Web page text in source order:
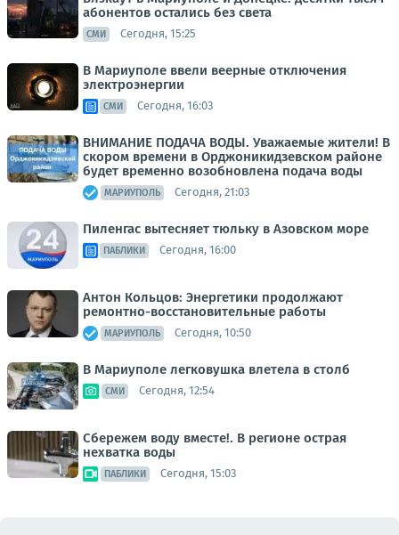
абонентов остались без света
СМИ Сегодня, 15:25
В Мариуполе ввели веерные отключения
электроэнергии
СМИ Сегодня, 16:03
ВНИМАНИЕ ПОДАЧА ВОДЫ. Уважаемые жители! В
скором времени в Орджоникидзевском районе
будет временно возобновлена подача воды
МАРИУПОЛЬ Сегодня, 21:03
Пиленгас вытесняет тюльку в Азовском море
ПАБЛИКИ Сегодня, 16:00
Антон Кольцов: Энергетики продолжают
ремонтно-восстановительные работы
МАРИУПОЛЬ Сегодня, 10:50
В Мариуполе легковушка влетела в столб
СМИ Сегодня, 12:54
Сбережем воду вместе!. В регионе острая
нехватка воды
ПАБЛИКИ Сегодня, 15:03